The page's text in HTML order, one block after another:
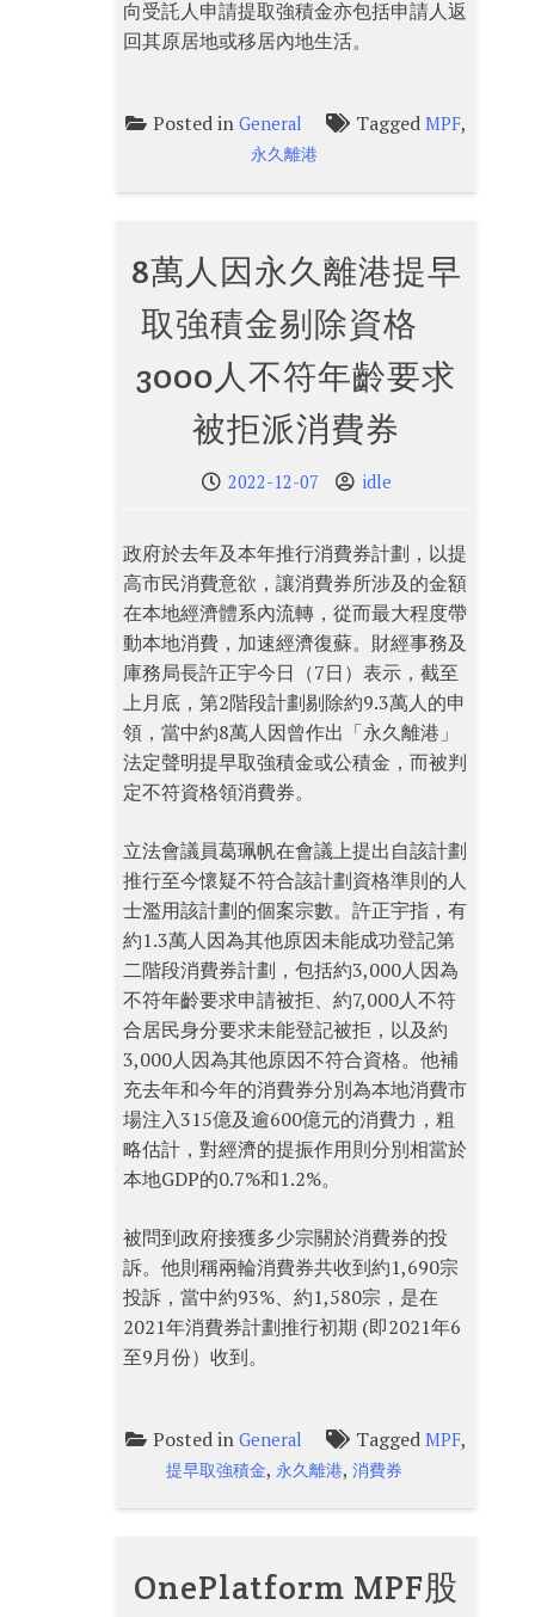
向受託人申請提取強積金亦包括申請人返
回其原居地或移居內地生活。
Posted inGeneral TaggedMPF,
永久離港
8萬人因永久離港提早
取強積金剔除資格
3000人不符年齡要求
被拒派消費券
2022-12-07 idle
政府於去年及本年推行消費券計劃，以提
高市民消費意欲，讓消費券所涉及的金額
在本地經濟體系內流轉，從而最大程度帶
動本地消費，加速經濟復蘇。財經事務及
庫務局長許正宇今日（7日）表示，截至
上月底，第2階段計劃剔除約9.3萬人的申
領，當中約8萬人因曾作出「永久離港」
法定聲明提早取強積金或公積金，而被判
定不符資格領消費券。
立法會議員葛珮帆在會議上提出自該計劃
推行至今懷疑不符合該計劃資格準則的人
士濫用該計劃的個案宗數。許正宇指，有
約1.3萬人因為其他原因未能成功登記第
二階段消費券計劃，包括約3,000人因為
不符年齡要求申請被拒、約7,000人不符
合居民身分要求未能登記被拒，以及約
3,000人因為其他原因不符合資格。他補
充去年和今年的消費券分別為本地消費市
場注入315億及逾600億元的消費力，粗
略估計，對經濟的提振作用則分別相當於
本地GDP的0.7%和1.2%。
被問到政府接獲多少宗關於消費券的投
訴。他則稱兩輪消費券共收到約1,690宗
投訴，當中約93%、約1,580宗，是在
2021年消費券計劃推行初期 (即2021年6
至9月份）收到。
Posted inGeneral TaggedMPF,
提早取強積金, 永久離港,消費券
OnePlatform MPF股